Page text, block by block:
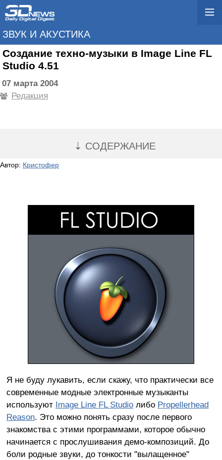
ЗВУК И АКУСТИКА
Создание техно-музыки в Image Line FL
Studio 4.51
07 марта 2004
Редакция
⇣ СОДЕРЖАНИЕ
Автор: Кристофер
Я не буду лукавить, если скажу, что практически все
современные модные электронные музыканты
используют Image Line FL Studioлибо Propellerhead
Reason. Это можно понять сразу после первого
знакомства с этими программами, которое обычно
начинается с прослушивания демо-композиций. До
боли родные звуки, до тонкости "вылащенное"